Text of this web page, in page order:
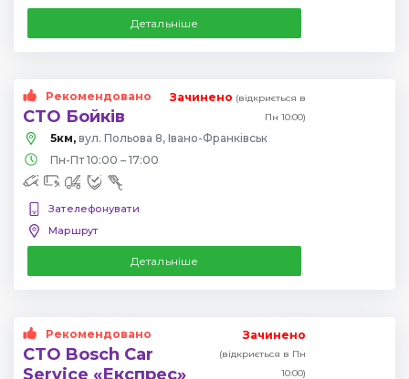
Детальніше
Рекомендовано
СТО Бойків
Зачинено (відкриється в
Пн 10:00)
5км, вул. Польова 8, Івано-Франківськ
Пн-Пт 10:00 – 17:00
Зателефонувати
Маршрут
Детальніше
Рекомендовано
СТО Bosch Car
Service «Експрес»
Зачинено
(відкриється в Пн
10:00)